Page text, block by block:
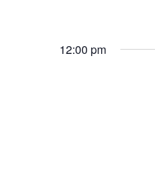
12:00 pm